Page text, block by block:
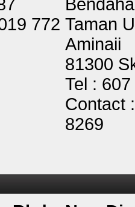
772 Taman
Aminaii
81300
Tel :
Contact
8269